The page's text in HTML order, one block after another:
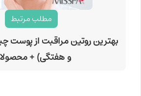
مطلب مرتبط
بهترین روتین مراقبت از
و هفتگی) +